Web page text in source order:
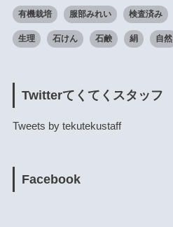
有機栽培 服部みれい 検査済み
生理 石けん 石鹸 絹 自然
Twitterてくてくスタッフ
Tweets by tekutekustaff
Facebook